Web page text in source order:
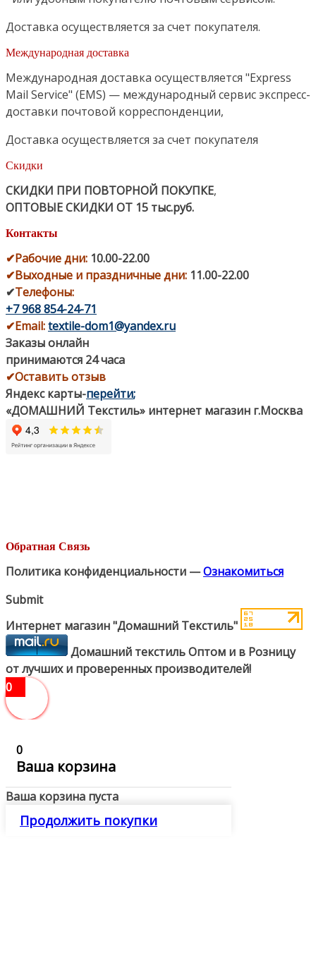
Доставка осуществляется за счет покупателя.
Международная доставка
Международная доставка осуществляется "Express
Mail Service" (EMS) — международный сервис экспресс-
доставки почтовой корреспонденции,
Доставка осуществляется за счет покупателя
Скидки
СКИДКИ ПРИ ПОВТОРНОЙ ПОКУПКЕ,
ОПТОВЫЕ СКИДКИ ОТ 15 тыс.руб.
Контакты
✔Рабочие дни: 10.00-22.00
✔Выходные и праздничные дни: 11.00-22.00
✔Телефоны:
+7 968 854-24-71
✔Email:textile-dom1@yandex.ru
Заказы онлайн
принимаются 24 часа
✔Оставить отзыв
Яндекс карты-перейти;
«ДОМАШНИЙ Текстиль» интернет магазин г.Москва
Обратная Связь
Политика конфиденциальности —Ознакомиться
Submit
Интернет магазин "Домашний Текстиль"
Домашний текстиль Оптом и в Розницу
от лучших и проверенных производителей!
0
0
Ваша корзина
Ваша корзина пуста
Продолжить покупки